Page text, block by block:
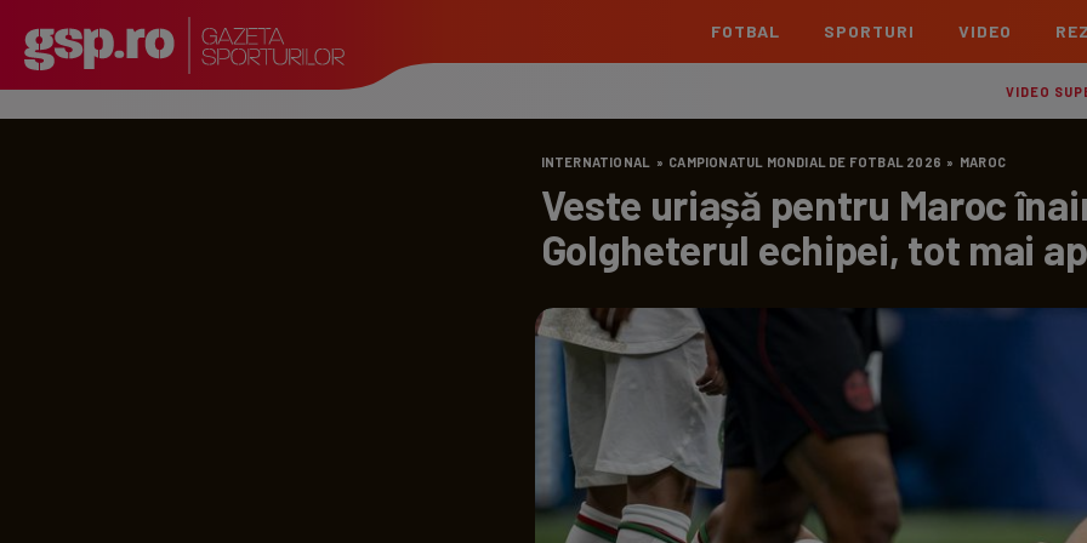
FOTBAL
Echipe Meciuri Clasament
Liga 2
Echipe Clasament
TOATE ȘTIRILE
Echipe
SPORTURI VIDEO
VIDEO
INTERNATIONAL » CAMPIONATUL MONDIAL DE FOTBAL 2026 » MAROC
Veste uriașă pentru Maroc
Golgheterul echipei, tot mai